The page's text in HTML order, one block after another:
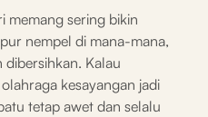
memang sering bikin
nempel di mana-mana,
dibersihkan. Kalau
kesayangan jadi
tetap awet dan selalu